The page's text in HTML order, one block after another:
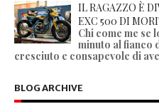
IL RAGAZZO È
EXC 500 DI
Chi come me se
minuto al fianco
cresciuto e consapevole di
BLOG ARCHIVE